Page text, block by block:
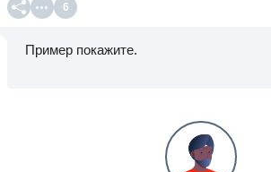
6
Пример покажите.